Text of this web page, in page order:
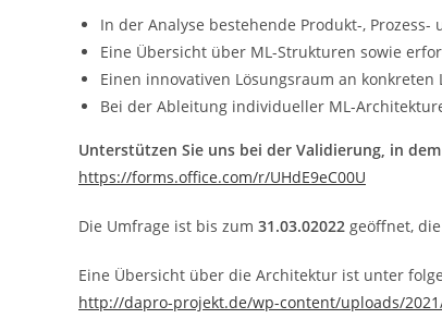
In der Analyse bestehende Produkt-,
Eine Übersicht über ML-Strukturen sowie
Einen innovativen Lösungsraum an konkreten
Bei der Ableitung individueller ML-
Unterstützen Sie uns bei der Validierung, in
https://forms.office.com/r/UHdE9eC00U
Die Umfrage ist bis zum 31.03.02022 geöffnet,
Eine Übersicht über die Architektur ist unter
http://dapro-projekt.de/wp-content/uploads/